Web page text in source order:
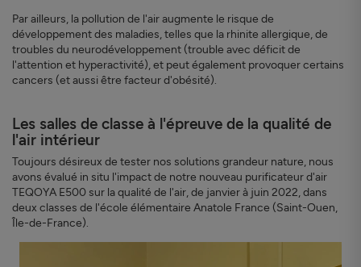
Par ailleurs, la pollution de l'air augmente le risque de
développement des maladies, telles que la rhinite allergique, de
troubles du neurodéveloppement (trouble avec déficit de
l'attention et hyperactivité), et peut également provoquer certains
cancers (et aussi être facteur d'obésité).
Les salles de classe à l'épreuve de la qualité de
l'air intérieur
Toujours désireux de tester nos solutions grandeur nature, nous
avons évalué in situ l'impact de notre nouveau purificateur d'air
TEQOYA E500 sur la qualité de l'air, de janvier à juin 2022, dans
deux classes de l'école élémentaire Anatole France (Saint-Ouen,
Île-de-France).